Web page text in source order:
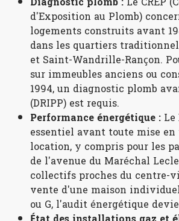
d'Exposition au Plomb)
logements construits avant
dans les quartiers
et Saint-Wandrille-Rançon.
sur immeubles anciens ou
1994, un diagnostic plomb
(DRIPP) est requis.
Performance énergétique : Le
essentiel avant toute mise en
location, y compris pour les
de l'avenue du Maréchal
collectifs proches du centre-
vente d'une maison
ou G, l'audit énergétique